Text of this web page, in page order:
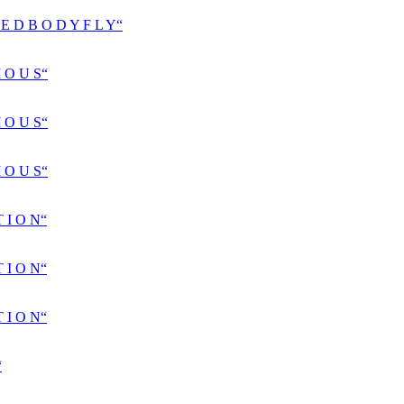
D B O D Y F L Y“
U S“
U S“
U S“
I O N“
I O N“
I O N“